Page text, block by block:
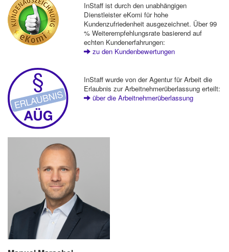
InStaff ist durch den unabhängigen
Dienstleister eKomi für hohe
Kundenzufriedenheit ausgezeichnet. Über 99
% Weiterempfehlungsrate basierend auf
echten Kundenerfahrungen:
zu den Kundenbewertungen
InStaff wurde von der Agentur für Arbeit die
Erlaubnis zur Arbeitnehmerüberlassung erteilt:
über die Arbeitnehmerüberlassung